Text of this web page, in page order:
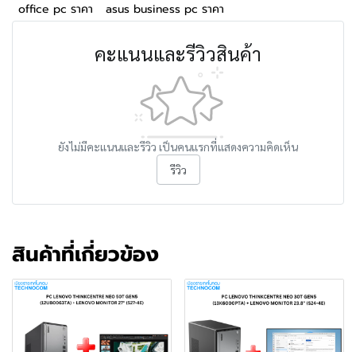
office pc ราคา
asus business pc ราคา
คะแนนและรีวิวสินค้า
ยังไม่มีคะแนนและรีวิว เป็นคนแรกที่แสดงความคิดเห็น
รีวิว
สินค้าที่เกี่ยวข้อง